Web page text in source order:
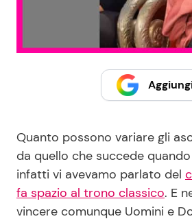
Quanto possono variare gli
da quello che succede
infatti vi avevamo parlato del
fa spazio al trono classico. E
vincere comunque Uomini e